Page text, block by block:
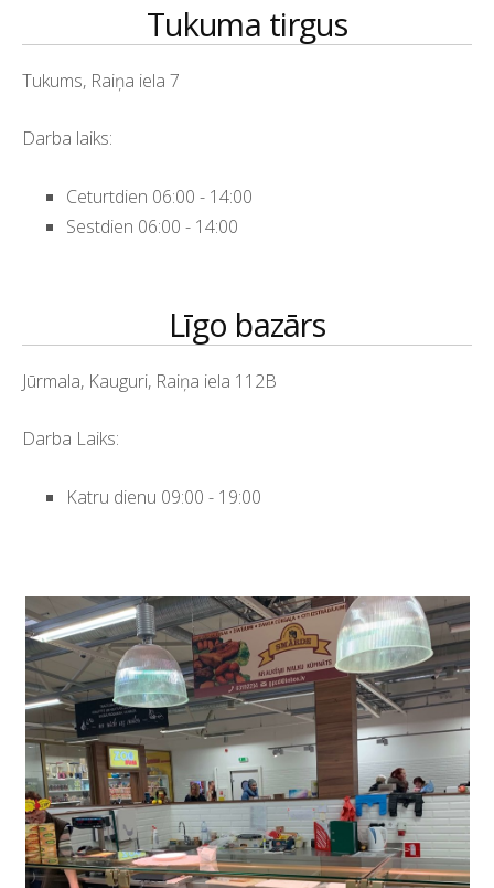
Tukuma tirgus
Tukums, Raiņa iela 7
Darba laiks:
Ceturtdien 06:00 - 14:00
Sestdien 06:00 - 14:00
Līgo bazārs
Jūrmala, Kauguri, Raiņa iela 112B
Darba Laiks:
Katru dienu 09:00 - 19:00